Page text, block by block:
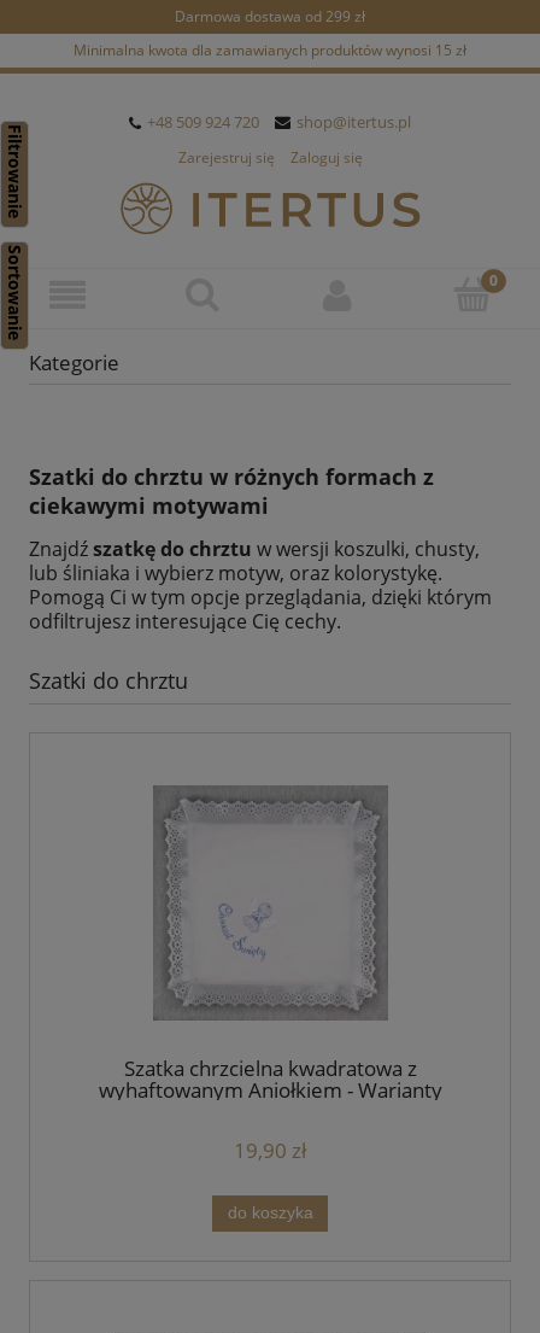
Darmowa dostawa od 299 zł
Minimalna kwota dla zamawianych produktów wynosi 15 zł
+48 509 924 720 shop@itertus.pl
Zarejestruj się Zaloguj się
Kategorie
Szatki do chrztu w różnych formach z
ciekawymi motywami
Znajdźszatkę do chrztu w wersji koszulki, chusty,
lub śliniaka i wybierz motyw, oraz kolorystykę.
Pomogą Ci w tym opcje przeglądania, dzięki którym
odfiltrujesz interesujące Cię cechy.
Szatki do chrztu
Szatka chrzcielna kwadratowa z
wyhaftowanym Aniołkiem - Warianty
19,90 zł
do koszyka
Filtrowanie
Sortowanie